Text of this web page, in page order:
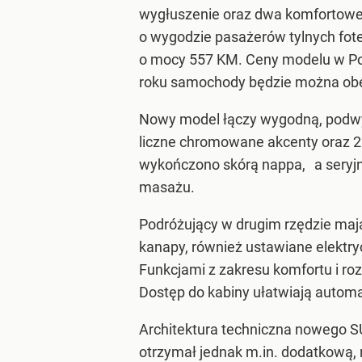
wygłuszenie oraz dwa
o wygodzie pasażerów tylnych
o mocy 557 KM. Ceny modelu w
roku samochody będzie można
Nowy model łączy wygodną,
liczne chromowane akcenty oraz
wykończono skórą nappa, a
masażu.
Podróżujący w drugim rzędzie
kanapy, również ustawiane
Funkcjami z zakresu komfortu i
Dostęp do kabiny ułatwiają
Architektura techniczna nowego
otrzymał jednak m.in.